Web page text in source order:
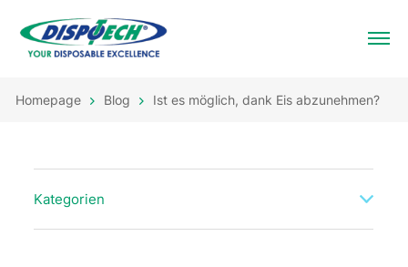
Homepage Blog Ist es möglich, dank Eis abzunehmen?
Kategorien